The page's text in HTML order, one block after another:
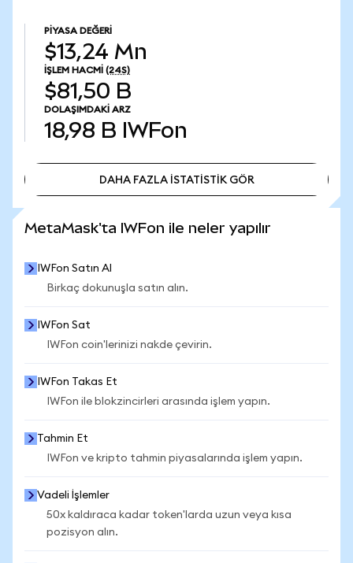
PIYASA DEĞERI
$13,24 Mn
İŞLEM HACMI (24S)
$81,50 B
DOLAŞIMDAKI ARZ
18,98 B IWFon
DAHA FAZLA İSTATİSTİK GÖR
MetaMask'ta IWFon ile neler yapılır
IWFon Satın Al
Birkaç dokunuşla satın alın.
IWFon Sat
IWFon coin'lerinizi nakde çevirin.
IWFon Takas Et
IWFon ile blokzincirleri arasında işlem yapın.
Tahmin Et
IWFon ve kripto tahmin piyasalarında işlem yapın.
Vadeli İşlemler
50x kaldıraca kadar token'larda uzun veya kısa
pozisyon alın.